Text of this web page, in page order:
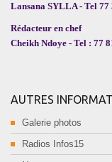
Lansana SYLLA - Tel 77
Rédacteur en chef
Cheikh Ndoye - Tel : 77
AUTRES
Galerie photos
Radios Infos15